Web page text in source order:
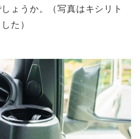
ょうか。（写真はキシリト
た）